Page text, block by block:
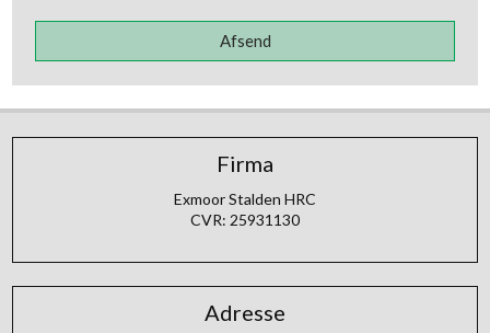
Firma
Exmoor Stalden HRC
CVR: 25931130
Adresse​